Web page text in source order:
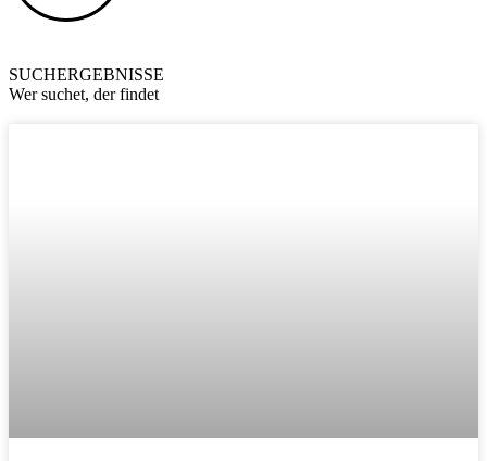
SUCHERGEBNISSE
Wer suchet, der findet